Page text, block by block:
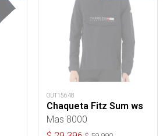
OUT15648
Chaqueta Fitz Sum ws
Mas 8000